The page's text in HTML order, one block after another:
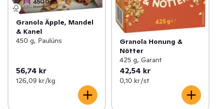
Granola Äpple, Mandel
& Kanel
450 g, Paulúns
56,74 kr
126,09 kr /kg
Granola Honung &
Nötter
425 g, Garant
42,54 kr
0,10 kr /st